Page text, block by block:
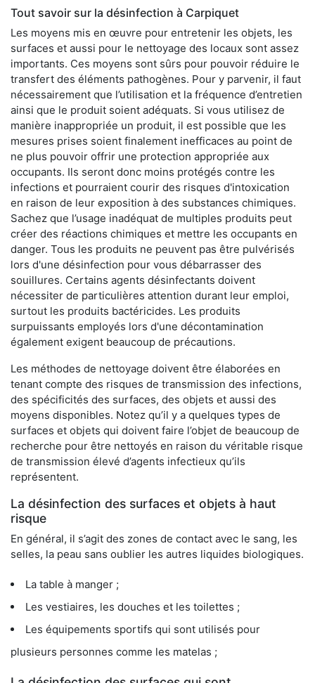
Tout savoir sur la désinfection à Carpiquet
Les moyens mis en œuvre pour entretenir les objets, les
surfaces et aussi pour le nettoyage des locaux sont assez
importants. Ces moyens sont sûrs pour pouvoir réduire le
transfert des éléments pathogènes. Pour y parvenir, il faut
nécessairement que l’utilisation et la fréquence d’entretien
ainsi que le produit soient adéquats. Si vous utilisez de
manière inappropriée un produit, il est possible que les
mesures prises soient finalement inefficaces au point de
ne plus pouvoir offrir une protection appropriée aux
occupants. Ils seront donc moins protégés contre les
infections et pourraient courir des risques d'intoxication
en raison de leur exposition à des substances chimiques.
Sachez que l’usage inadéquat de multiples produits peut
créer des réactions chimiques et mettre les occupants en
danger. Tous les produits ne peuvent pas être pulvérisés
lors d'une désinfection pour vous débarrasser des
souillures. Certains agents désinfectants doivent
nécessiter de particulières attention durant leur emploi,
surtout les produits bactéricides. Les produits
surpuissants employés lors d'une décontamination
également exigent beaucoup de précautions.
Les méthodes de nettoyage doivent être élaborées en
tenant compte des risques de transmission des infections,
des spécificités des surfaces, des objets et aussi des
moyens disponibles. Notez qu’il y a quelques types de
surfaces et objets qui doivent faire l’objet de beaucoup de
recherche pour être nettoyés en raison du véritable risque
de transmission élevé d’agents infectieux qu’ils
représentent.
La désinfection des surfaces et objets à haut
risque
En général, il s’agit des zones de contact avec le sang, les
selles, la peau sans oublier les autres liquides biologiques.
La table à manger ;
Les vestiaires, les douches et les toilettes ;
Les équipements sportifs qui sont utilisés pour
plusieurs personnes comme les matelas ;